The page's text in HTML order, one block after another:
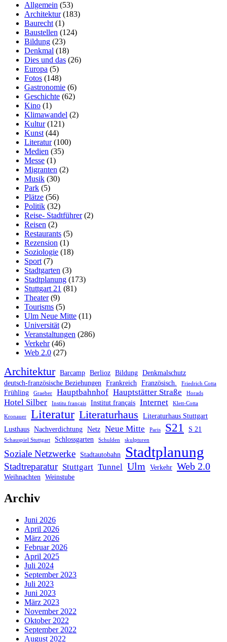
Allgemein (53)
Architektur(183)
Baurecht(1)
Baustellen (124)
Bildung (23)
Denkmal (18)
Dies und das (26)
Europa (5)
Fotos (148)
Gastronomie (6)
Geschichte (62)
Kino (1)
Klimawandel (2)
Kultur(121)
Kunst(44)
Literatur(100)
Medien (35)
Messe (1)
Migranten (2)
Musik (30)
Park (5)
Plätze (56)
Politik (32)
Reise- Stadtführer(2)
Reisen (2)
Restaurants (5)
Rezension (1)
Soziologie (18)
Sport(7)
Stadtgarten (3)
Stadtplanung (173)
Stuttgart 21 (81)
Theater(9)
Tourisms (5)
Ulm Neue Mitte (11)
Universität(2)
Veranstaltungen (286)
Verkehr(46)
Web 2.0 (27)
Architektur Barcamp Berlioz Bildung Denkmalschutz
deutsch-französische Beziehungen Frankreich Französisch. Friedrich Cotta
Frühling Graeber Hauptbahnhof Hauptstätter Straße Horads
Hotel Silber Institu français Institut français Internet Klett-Cotta
Kronauer Literatur Literaturhaus
Literaturhaus Stuttgart
Lusthaus Nachverdichtung Netz Neue Mitte Paris S21 S 21
Schauspiel Stuttgart Schlossgarten Schulden skulpturen
Soziale Netzwerke Stadtautobahn Stadtplanung
Stadtreparatur Stuttgart Tunnel Ulm Verkehr Web 2.0
Weihnachten Weinstube
Archiv
Juni 2026
April 2026
März 2026
Februar 2026
April 2025
Juli 2024
September 2023
Juli 2023
Juni 2023
März 2023
November 2022
Oktober 2022
September 2022
August 2022